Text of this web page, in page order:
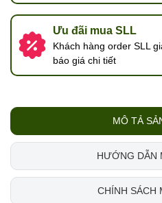
Ưu đãi mua SLL
Khách hàng order SLL
báo giá chi tiết
MÔ TẢ
HƯỚNG DẪN
CHÍNH SÁCH